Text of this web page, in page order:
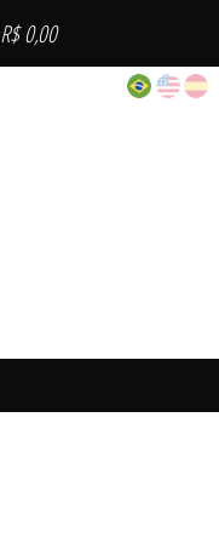
R$ 0,00